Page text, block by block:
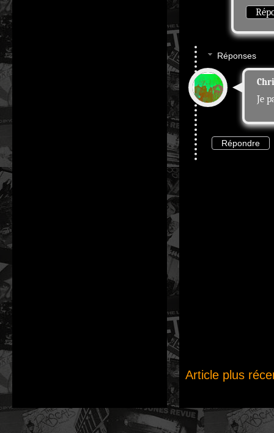
Réponses
Je
Répondre
Article plus